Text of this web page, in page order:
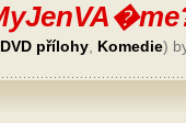
DVD přílohy Komedie)